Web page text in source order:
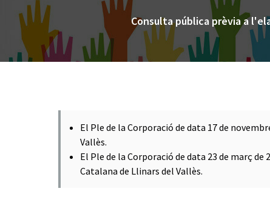
Consulta pública prèvia a
El Ple de la Corporació de data 17 de
Vallès.
El Ple de la Corporació de data 23 de març
Catalana de Llinars del Vallès.